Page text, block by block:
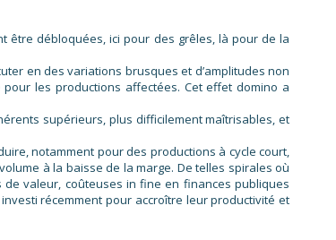
être débloquées, ici pour des grêles, là pour de la
en des variations brusques et d’amplitudes non
les productions affectées. Cet effet domino a
supérieurs, plus difficilement maîtrisables, et
notamment pour des productions à cycle court,
à la baisse de la marge. De telles spirales où
valeur, coûteuses in fine en finances publiques
récemment pour accroître leur productivité et